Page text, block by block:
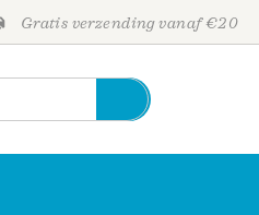
Gratis verzending vanaf €20